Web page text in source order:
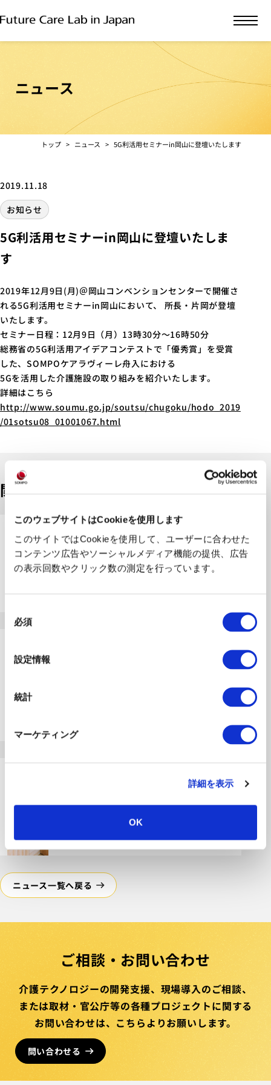
このウェブサイトはCookieを使用します
このサイトではCookieを使用して、ユーザーに合わせた
コンテンツ広告やソーシャルメディア機能の提供、広告
の表示回数やクリック数の測定を行っています。
必須
設定情報
統計
マーケティング
詳細を表示
OK
ニュース
トップ ニュース 5G利活用セミナーin岡山に登壇いたします
2019.11.18
お知らせ
5G利活用セミナーin岡山に登壇いたしま
す
2019年12月9日(月)＠岡山コンベンションセンターで開催さ
れる5G利活用セミナーin岡山において、 所長・片岡が登壇
いたします。
セミナー日程：12月9日（月）13時30分～16時50分
総務省の5G利活用アイデアコンテストで「優秀賞」を受賞
した、SOMPOケアラヴィーレ舟入における
5Gを活用した介護施設の取り組みを紹介いたします。
詳細はこちら
http://www.soumu.go.jp/soutsu/chugoku/hodo_2019
/01sotsu08_01001067.html
関連記事
2026.07.10
お知らせ
「2030年から問う介護」～介護の未来に向
リオンにて開催されるシンポジウムに登壇い
たします。
ニュース一覧へ戻る
ご相談・お問い合わせ
介護テクノロジーの開発支援、 現場導入のご相談、
または取材・官公庁等の各種プロジェクトに関する
お問い合わせは、 こちらよりお願いします。
問い合わせる